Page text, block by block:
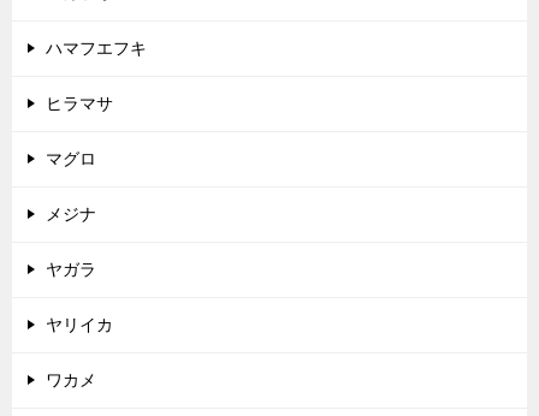
ハマフエフキ
ヒラマサ
マグロ
メジナ
ヤガラ
ヤリイカ
ワカメ